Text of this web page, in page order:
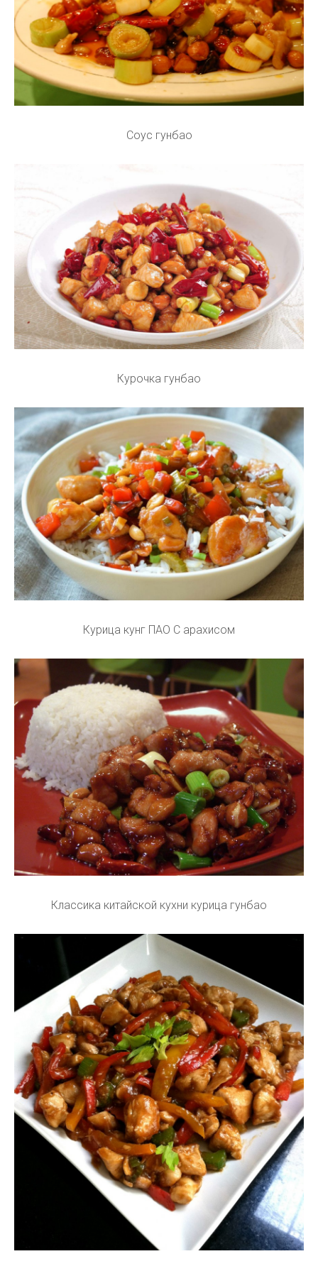
Соус гунбао
Курочка гунбао
Курица кунг ПАО С арахисом
Классика китайской кухни курица гунбао